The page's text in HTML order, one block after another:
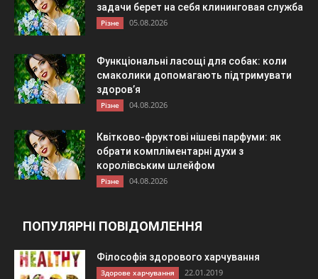
задачи берет на себя клининговая служба
Різне 05.08.2026
Функціональні ласощі для собак: коли
смаколики допомагають підтримувати
здоров’я
Різне 04.08.2026
Квітково-фруктові нішеві парфуми: як
обрати компліментарні духи з
королівським шлейфом
Різне 04.08.2026
ПОПУЛЯРНІ ПОВІДОМЛЕННЯ
Філософія здорового харчування
Здорове харчування 22.01.2019